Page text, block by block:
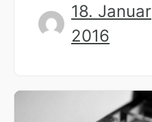
18. Januar
2016